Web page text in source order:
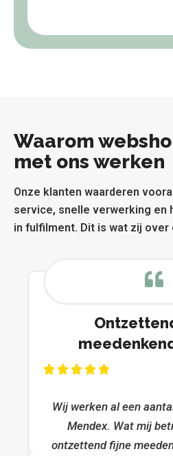
Waarom
met ons werken
Onze klanten waarderen
service, snelle verwerking en
in fulfilment. Dit is wat zij over
Wij werken al een
Mendex. Wat mij
ontzettend fijne